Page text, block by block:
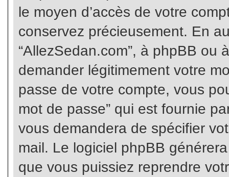
le moyen d’accès de votre
conservez précieusement. En
“AllezSedan.com”, à phpBB ou
demander légitimement votre
passe de votre compte, vous
mot de passe” qui est fournie
vous demandera de spécifier
mail. Le logiciel phpBB
que vous puissiez reprendre